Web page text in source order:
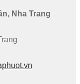
Nha Trang